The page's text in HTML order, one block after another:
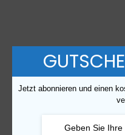
Jetzt abonnieren und einen